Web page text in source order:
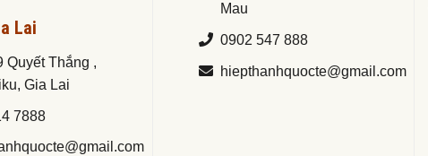
Lai
Quyết Thắng ,
Gia Lai
7888
Mau
0902 547 888
hiepthanhquocte@gmail.com